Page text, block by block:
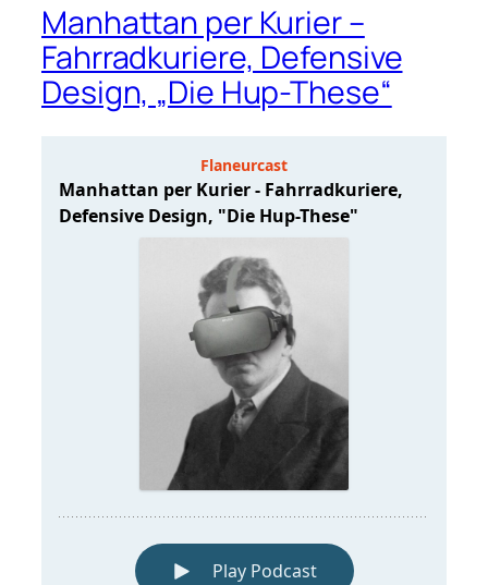
Manhattan per Kurier –
Fahrradkuriere, Defensive
Design, „Die Hup-These“